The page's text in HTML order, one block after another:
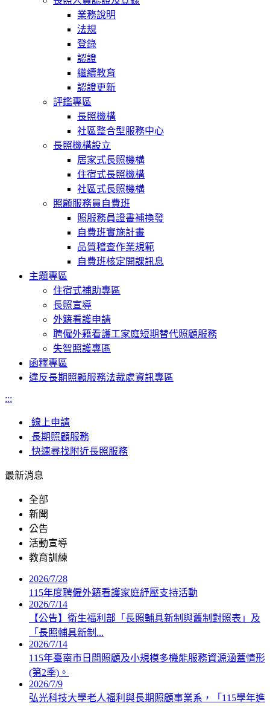
業務說明
法規
登錄
認證
繼續教育
認證更新
評鑑專區
長照機構
社區整合型服務中心
長照機構設立
居家式長照機構
住宿式長照機構
社區式長照機構
照顧服務員自費班
照服務員證書補換發
自費班實施計畫
品質稽查作業規範
自費班核定開課訊息
主題專區
住宿式補助專區
長照宣導
外籍看護申請
聘僱外籍看護工家庭短期替代照顧服務
失智照護專區
函釋專區
違反長期照顧服務法裁處資訊專區
:::
線上申請
長期照顧服務
快速尋找附近長照服務
最新消息
全部
新聞
公告
活動宣導
教育訓練
2026/7/28
115年度聘僱外籍看護家庭紓壓支持活動
2026/7/14
【公告】衛生福利部「長照輔具新制與舊制對照表」及
「長照輔具新制...
2026/7/14
115年臺南市日間照顧及小規模多機能服務資源涵蓋情形
(第2季)。
2026/7/9
弘光科技大學老人福利與長期照顧事業系，「115學年進